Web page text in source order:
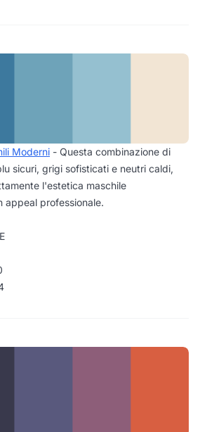
Moderni - Questa combinazione di
sicuri, grigi sofisticati e neutri caldi,
l'estetica maschile
appeal professionale.